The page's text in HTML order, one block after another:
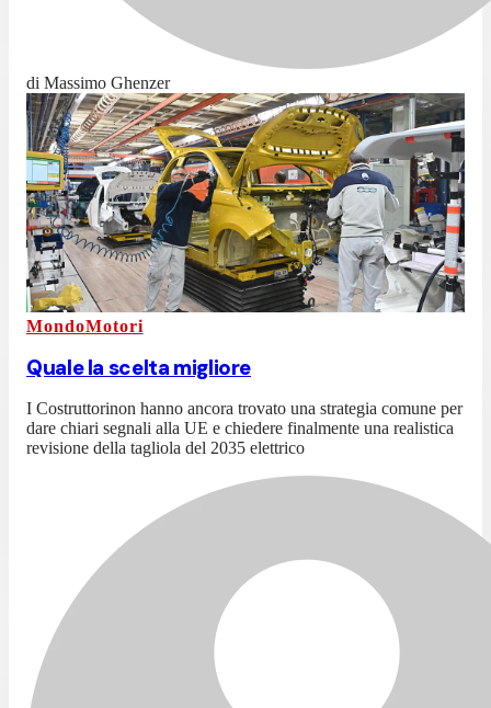
di Massimo Ghenzer
MondoMotori
Quale la scelta migliore
I Costruttorinon hanno ancora trovato una strategia comune per
dare chiari segnali alla UE e chiedere finalmente una realistica
revisione della tagliola del 2035 elettrico